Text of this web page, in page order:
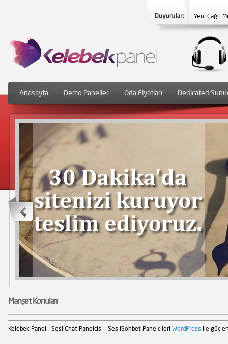
Yeni Çağrı
Anasayfa Demo Paneller Oda Fiyatları Dedicated
Manşet Konuları
Kelebek Panel - SesliChat Panelcisi - SesliSohbet Panelcileri WordPress ile